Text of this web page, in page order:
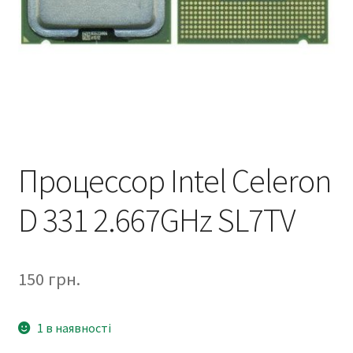
Процессор Intel Celeron
D 331 2.667GHz SL7TV
150 грн.
1 в наявності